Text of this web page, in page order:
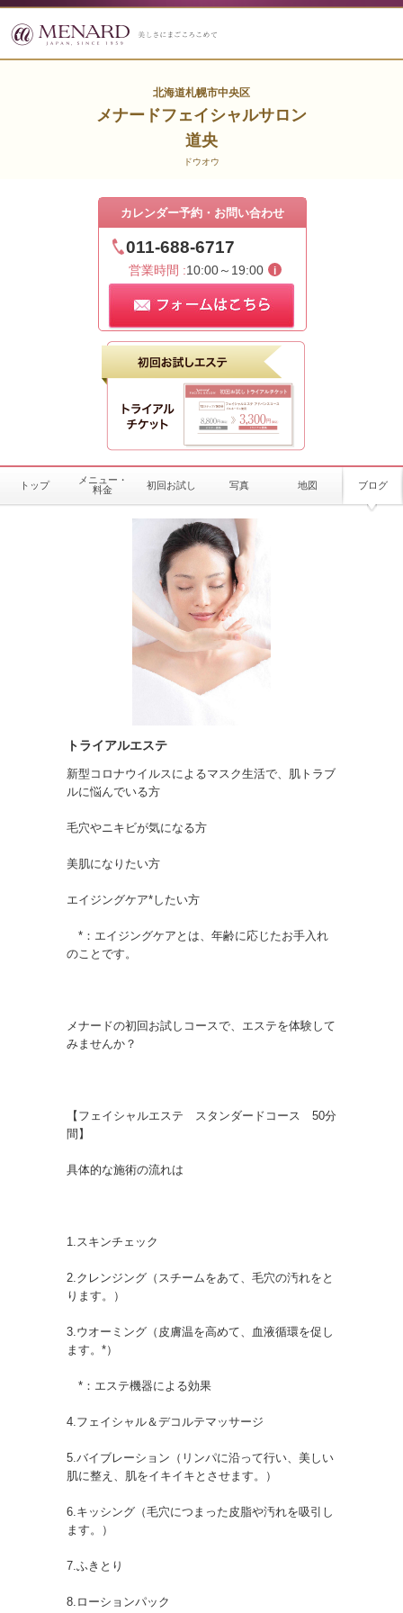
北海道札幌市中央区
メナードフェイシャルサロン
道央
ドウオウ
カレンダー予約・お問い合わせ
011-688-6717
営業時間 :10:00～19:00
トップ
メニュー・
料金
初回お試し 写真 地図 ブログ
トライアルエステ
新型コロナウイルスによるマスク生活で、肌トラブ
ルに悩んでいる方
毛穴やニキビが気になる方
美肌になりたい方
エイジングケア*したい方
*：エイジングケアとは、年齢に応じたお手入れ
のことです。
メナードの初回お試しコースで、エステを体験して
みませんか？
【フェイシャルエステ スタンダードコース 50分
間】
具体的な施術の流れは
1.スキンチェック
2.クレンジング（スチームをあて、毛穴の汚れをと
ります。）
3.ウオーミング（皮膚温を高めて、血液循環を促し
ます。*）
*：エステ機器による効果
4.フェイシャル＆デコルテマッサージ
5.バイブレーション（リンパに沿って行い、美しい
肌に整え、肌をイキイキとさせます。）
6.キッシング（毛穴につまった皮脂や汚れを吸引し
ます。）
7.ふきとり
8.ローションパック